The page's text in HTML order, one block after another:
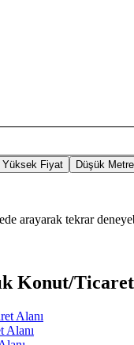
Yüksek Fiyat Düşük
arayarak tekrar
Konut/
Alanı
Alanı